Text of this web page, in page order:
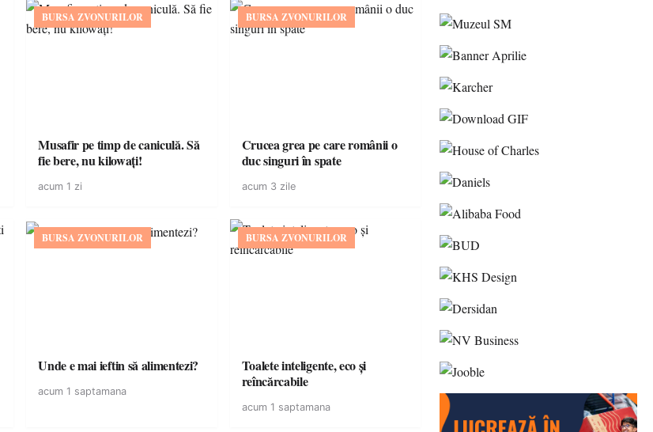
BURSA ZVONURILOR
Musafir pe timp de caniculă. Să
fie bere, nu kilowați!
acum 1 zi
BURSA ZVONURILOR
Crucea grea pe care românii o
duc singuri în spate
acum 3 zile
BURSA ZVONURILOR
Unde e mai ieftin să alimentezi?
acum 1 saptamana
BURSA ZVONURILOR
Toalete inteligente, eco și
reîncărcabile
acum 1 saptamana